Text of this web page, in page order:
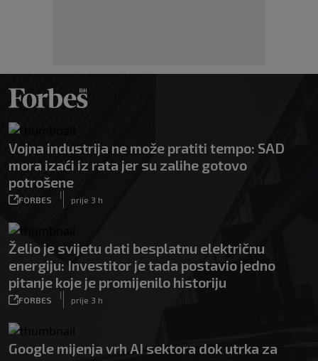
Vojna industrija ne može pratiti tempo: SAD
mora izaći iz rata jer su zalihe gotovo
potrošene
FORBES
|
prije 3 h
Želio je svijetu dati besplatnu električnu
energiju: Investitor je tada postavio jedno
pitanje koje je promijenilo historiju
FORBES
|
prije 3 h
Google mijenja vrh AI sektora dok utrka za